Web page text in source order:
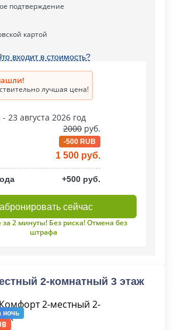
подтверждение
картой
входит в стоимость?
лучшая цена!
- 23 августа 2026 год
2000 руб.
-500 RUB
1 500 руб.
+500 руб.
сейчас
за 2 минуты! Без риска! Отмена без
штрафа
2-комнатный 3 этаж
ночь